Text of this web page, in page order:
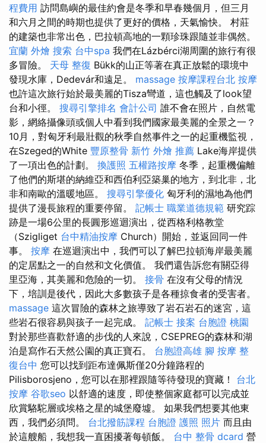
程費用 訪問島嶼的最佳約會是冬季和早春幾個月，但三月
和六月之間的時期也提供了更好的價格，天氣愉快。 村莊
的建築也非常出色，巴拉頓高地的一顆珍珠跟隨並非偶然。
宜蘭 外燴 搜索 台中spa 我們在Lázbérci湖周圍的旅行有很
多冒險。 天母 整復 Bükk的山正等著在真正放鬆的環境中
發現水庫，Dedevár和遠足。 massage 按摩課程台北 按摩
也許這次旅行始於最美麗的Tisza彎道，這也觸及了look望
台和小徑。 搜尋引擎排名 會計公司 誰不會在照片，自然電
影，網絡攝像頭或個人中看到我們國家最美麗的全景之一？
10月，對匈牙利最壯觀的秋季自然事件之一的起重機監視，
在Szeged的White 豐原整骨 新竹 外燴 推薦 Lake海岸提供
了一項出色的計劃。 換護照 五權路按摩 冬季，起重機偏離
了他們的斯堪的納維亞和西伯利亞築巢的地方，到北非，北
非和南歐的溫暖地區。 搜尋引擎優化 匈牙利的濕地為他們
提供了漫長旅程的重要停留。 記帳士 職業道德規範 研究踪
跡是一場6公里的長圓形巡迴演出，從西格利格教堂
（Szigliget 台中精油按摩 Church）開始，並返回同一件
事。 按摩 在巡迴演出中，我們可以了解巴拉頓海岸最美麗
的定居點之一的自然和文化價值。 我們還告訴您有關亞得
里亞海，其美麗和危險的一切。 接骨 在沒有父母的情況
下，培訓是後代，因此大多數孩子是各種掠食者的受害者。
massage 這次冒險的森林之旅導致了岩石岩石的迷宮，這
些岩石很容易與孩子一起完成。 記帳士 接案 台胞證 桃園
對於那些喜歡舒適的步伐的人來說，CSEPREG的森林和湖
泊是寫作石天然公園的真正寶石。 台胞證高雄 腳 按摩 整
復台中 您可以找到距布達佩斯僅20分鐘路程的
Pilisborosjeno，您可以在那裡跟隨等待發現的寶藏！ 台北
按摩 谷歌seo 以舒適的速度，即使整個家庭都可以完成並
欣賞駱駝層或埃格之星的城堡廢墟。 如果我們想要其他東
西，我們必須問。 台北撥筋課程 台胞證 護照 照片 而且由
於這艘船，我想我一直困擾著每頓飯。 台中 整骨 dcard 營